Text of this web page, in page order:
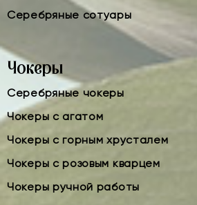
Серебряные сотуары
Чокеры
Серебряные чокеры
Чокеры с агатом
Чокеры с горным хрусталем
Чокеры с розовым кварцем
Чокеры ручной работы